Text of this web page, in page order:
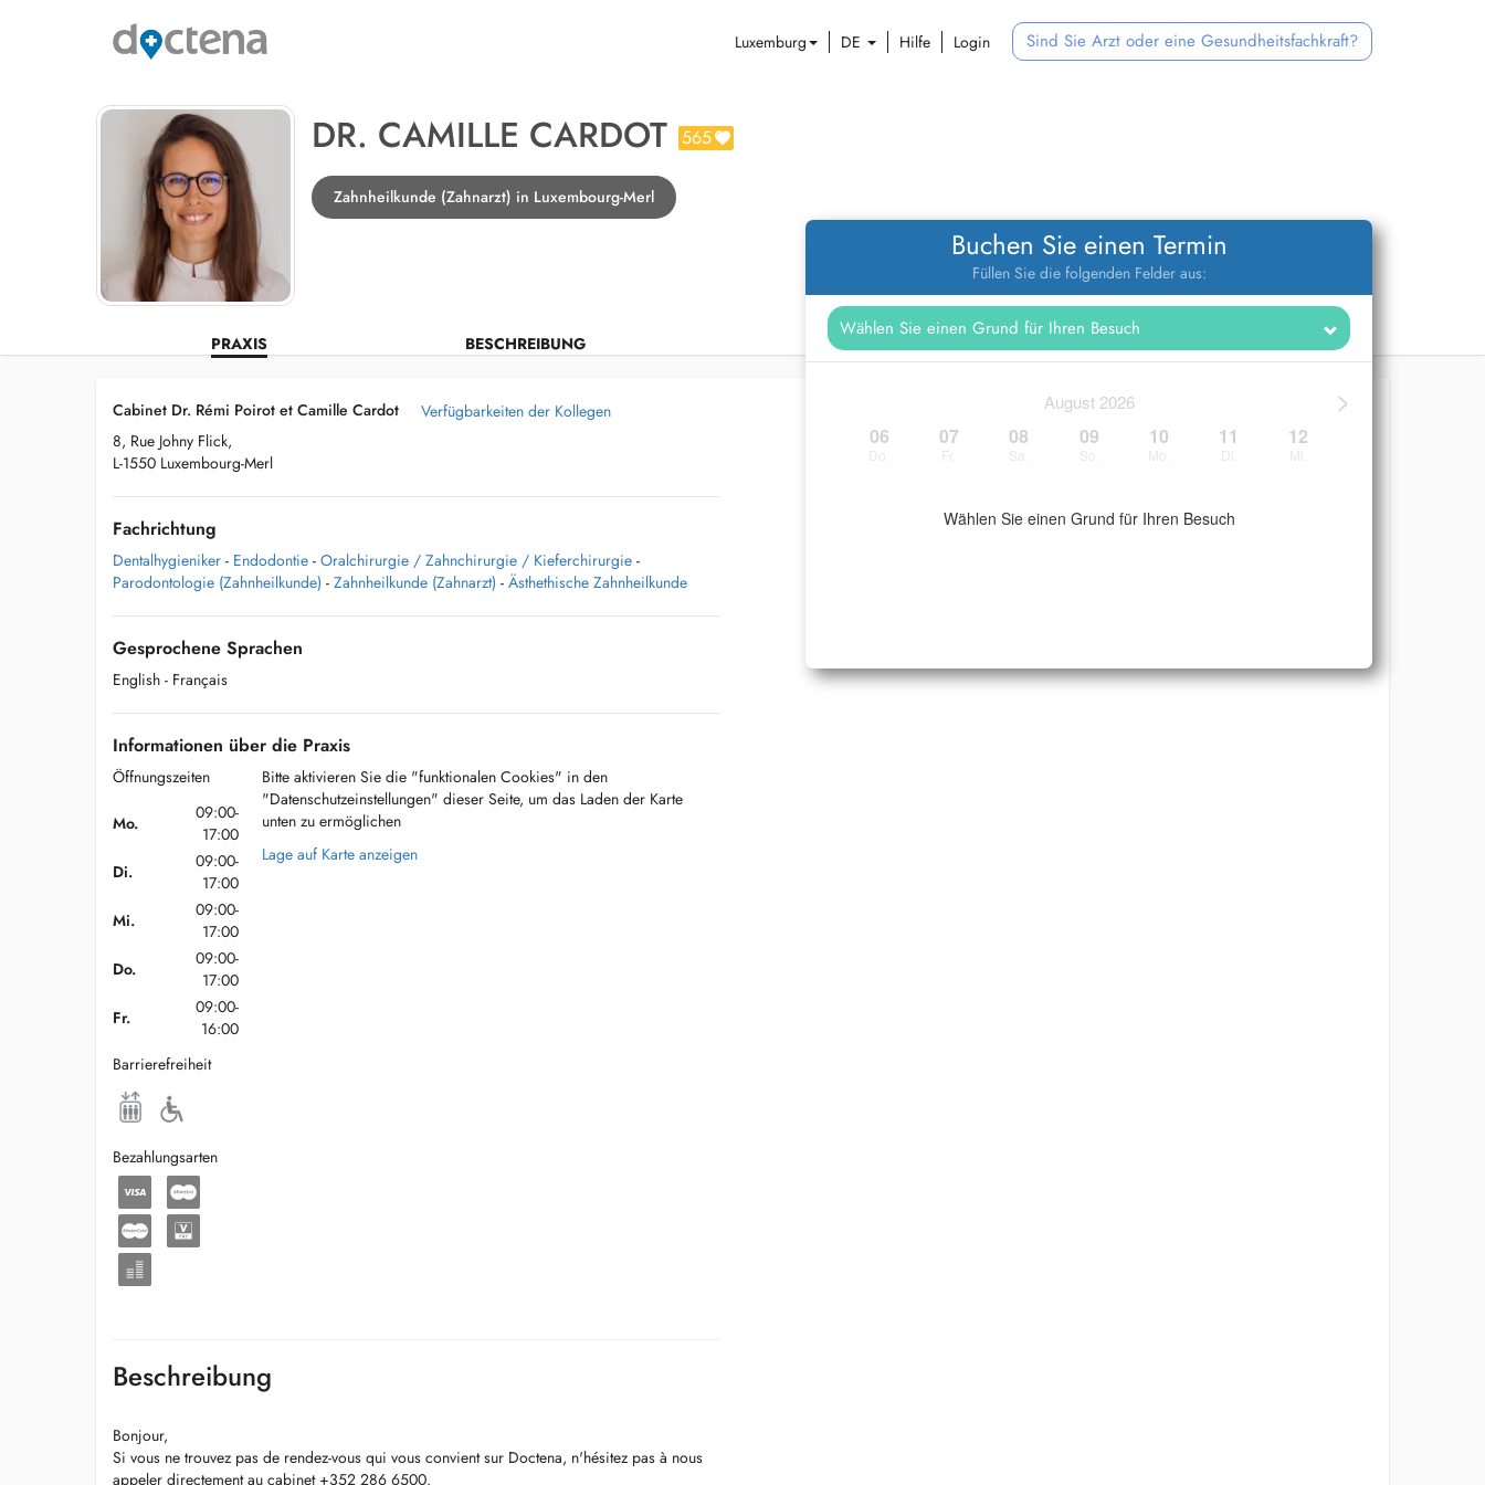
Luxemburg DE Hilfe Login Sind Sie Arzt oder eine Gesundheitsfachkraft?
DR. CAMILLE CARDOT 565
Zahnheilkunde (Zahnarzt) in Luxembourg-Merl
PRAXIS BESCHREIBUNG
Buchen Sie einen Termin
Füllen Sie die folgenden Felder aus:
>
August 2026
06 07 08 09 10 11 12
Wählen Sie einen Grund für Ihren Besuch
Cabinet Dr. Rémi Poirot et Camille Cardot
8, Rue Johny Flick,
L-1550 Luxembourg-Merl
Verfügbarkeiten der Kollegen
Fachrichtung
Dentalhygieniker - Endodontie - Oralchirurgie / Zahnchirurgie / Kieferchirurgie -
Parodontologie (Zahnheilkunde) - Zahnheilkunde (Zahnarzt) - Ästhethische Zahnheilkunde
Gesprochene Sprachen
English - Français
Informationen über die Praxis
Öffnungszeiten
Mo.
09:00-
17:00
Di.
09:00-
17:00
Mi.
09:00-
17:00
Do.
09:00-
17:00
Fr.
09:00-
16:00
Barrierefreiheit
Bezahlungsarten
Bitte aktivieren Sie die "funktionalen Cookies" in den
"Datenschutzeinstellungen" dieser Seite, um das Laden der Karte
unten zu ermöglichen
Lage auf Karte anzeigen
Beschreibung
Bonjour,
Si vous ne trouvez pas de rendez-vous qui vous convient sur Doctena, n'hésitez pas à nous
appeler directement au cabinet +352 286 6500.